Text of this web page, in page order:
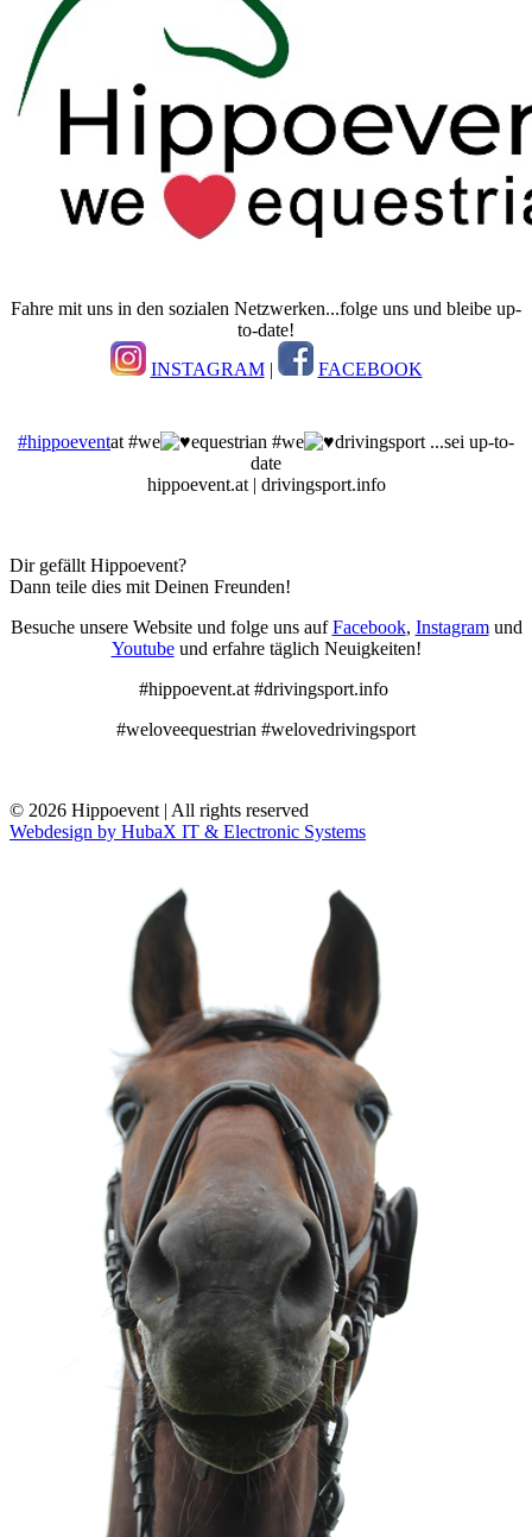
Fahre mit uns in den sozialen Netzwerken...folge uns und bleibe up-
to-date!
INSTAGRAM| FACEBOOK
#hippoeventat #we equestrian #we
drivingsport ...sei up-to-
date
hippoevent.at | drivingsport.info
Dir gefällt Hippoevent?
Dann teile dies mit Deinen Freunden!
Besuche unsere Website und folge uns aufFacebook, Instagramund
Youtubeund erfahre täglich Neuigkeiten!
#hippoevent.at #drivingsport.info
#weloveequestrian #welovedrivingsport
© 2026 Hippoevent | All rights reserved
Webdesign by HubaX IT & Electronic Systems